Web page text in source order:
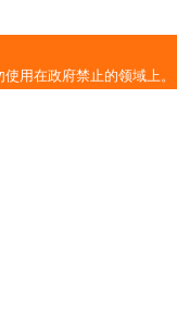
用在政府禁止的领域上。